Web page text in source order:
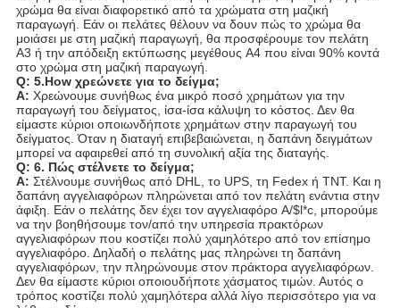
χρώμα θα είναι διαφορετικό από τα χρώματα στη μαζική
παραγωγή. Εάν οι πελάτες θέλουν να δουν πώς το χρώμα θα
μοιάσει με στη μαζική παραγωγή, θα προσφέρουμε τον πελάτη
A3 ή την απόδειξη εκτύπωσης μεγέθους A4 που είναι 90% κοντά
στο χρώμα στη μαζική παραγωγή.
Q: 5.How χρεώνετε για το δείγμα;
Α: Χρεώνουμε συνήθως ένα μικρό ποσό χρημάτων για την
παραγωγή του δείγματος, ίσα-ίσα κάλυψη το κόστος. Δεν θα
είμαστε κύριοι οποιωνδήποτε χρημάτων στην παραγωγή του
δείγματος. Όταν η διαταγή επιβεβαιώνεται, η δαπάνη δειγμάτων
μπορεί να αφαιρεθεί από τη συνολική αξία της διαταγής.
Q: 6. Πώς στέλνετε το δείγμα;
Α: Στέλνουμε συνήθως από DHL, το UPS, τη Fedex ή TNT. Και η
δαπάνη αγγελιαφόρων πληρώνεται από τον πελάτη ενάντια στην
άφιξη. Εάν ο πελάτης δεν έχει τον αγγελιαφόρο A/$l*c, μπορούμε
να την βοηθήσουμε τον/από την υπηρεσία πρακτόρων
αγγελιαφόρων που κοστίζει πολύ χαμηλότερο από τον επίσημο
αγγελιαφόρο. Δηλαδή ο πελάτης μας πληρώνει τη δαπάνη
αγγελιαφόρων, την πληρώνουμε στον πράκτορα αγγελιαφόρων.
Δεν θα είμαστε κύριοι οποιουδήποτε χάσματος τιμών. Αυτός ο
τρόπος κοστίζει πολύ χαμηλότερα αλλά λίγο περισσότερο για να